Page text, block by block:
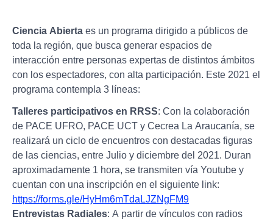
Ciencia Abierta es un programa dirigido a públicos de
toda la región, que busca generar espacios de
interacción entre personas expertas de distintos ámbitos
con los espectadores, con alta participación. Este 2021 el
programa contempla 3 líneas:
Talleres participativos en RRSS: Con la colaboración
de PACE UFRO, PACE UCT y Cecrea La Araucanía, se
realizará un ciclo de encuentros con destacadas figuras
de las ciencias, entre Julio y diciembre del 2021. Duran
aproximadamente 1 hora, se transmiten vía Youtube y
cuentan con una inscripción en el siguiente link:
https://forms.gle/HyHm6mTdaLJZNgFM9
Entrevistas Radiales: A partir de vínculos con radios